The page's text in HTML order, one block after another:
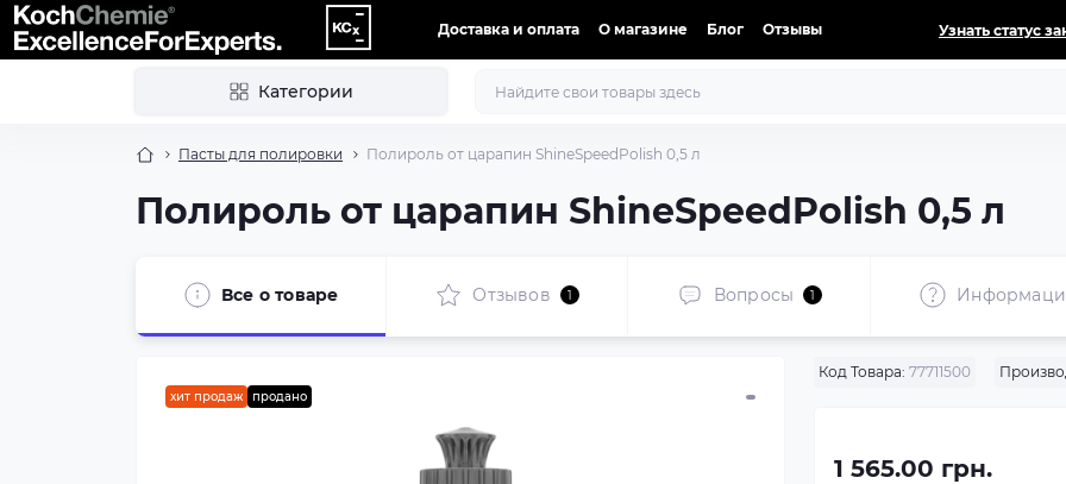
Доставка и оплата О магазине Блог Отзывы Узнать статус
Категории
Пасты для полировки Полироль от царапин ShineSpeedPolish 0,5 л
Полироль от царапин ShineSpeedPolish 0,5 л
Все о товаре Отзывов 1 Вопросы 1
хит продаж продано
Код Товара: 77711500
1 565.00 грн.